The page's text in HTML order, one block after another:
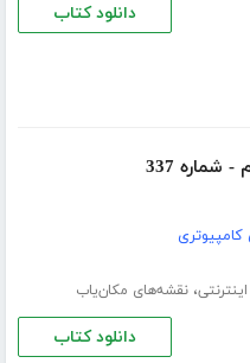
دانلود کتاب
337
،نقشه‌های مکان‌یاب
دانلود کتاب